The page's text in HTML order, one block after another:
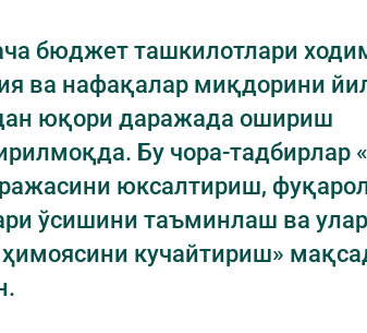
бюджет ташкилотлари
ва нафақалар миқдорини
юқори даражада ошириш
Бу чора-тадбирлар
юксалтириш,
ўсишини таъминлаш ва
кучайтириш»